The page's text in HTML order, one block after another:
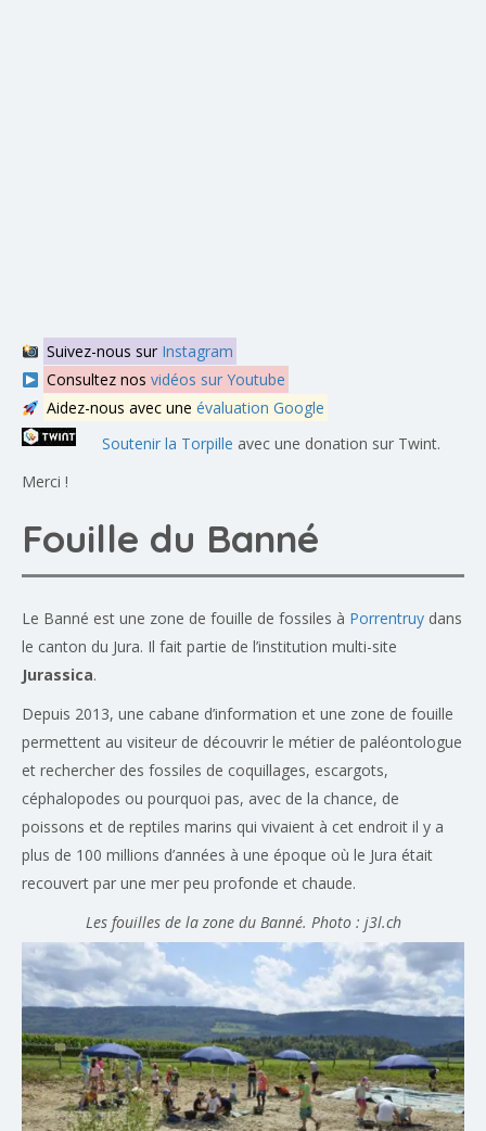
Suivez-nous sur Instagram
Consultez nos vidéos sur Youtube
Aidez-nous avec une évaluation Google
Soutenir la Torpille avec une donation sur Twint.
Merci !
Fouille du Banné
Le Banné est une zone de fouille de fossiles à Porrentruy dans
le canton du Jura. Il fait partie de l’institution multi-site
Jurassica.
Depuis 2013, une cabane d’information et une zone de fouille
permettent au visiteur de découvrir le métier de paléontologue
et rechercher des fossiles de coquillages, escargots,
céphalopodes ou pourquoi pas, avec de la chance, de
poissons et de reptiles marins qui vivaient à cet endroit il y a
plus de 100 millions d’années à une époque où le Jura était
recouvert par une mer peu profonde et chaude.
Les fouilles de la zone du Banné. Photo : j3l.ch